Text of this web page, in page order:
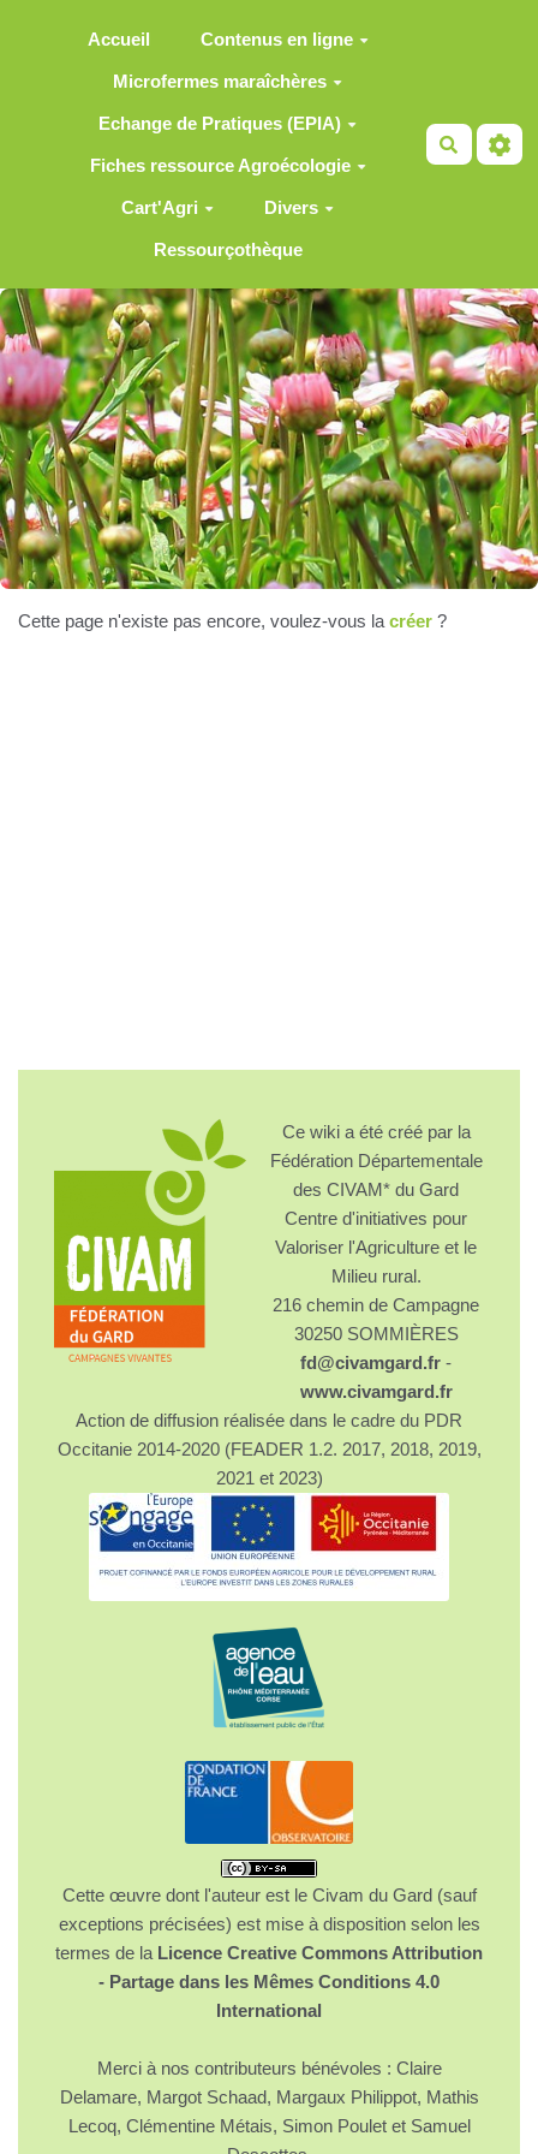
Accueil Contenus en ligne
Microfermes maraîchères
Echange de Pratiques (EPIA)
Fiches ressource Agroécologie
Cart'Agri Divers
Ressourçothèque
Cette page n'existe pas encore, voulez-vous la créer ?
Ce wiki a été créé par la
Fédération Départementale
des CIVAM* du Gard
Centre d'initiatives pour
Valoriser l'Agriculture et le
Milieu rural.
216 chemin de Campagne
30250 SOMMIÈRES
fd@civamgard.fr -
www.civamgard.fr
Action de diffusion réalisée dans le cadre du PDR
Occitanie 2014-2020 (FEADER 1.2. 2017, 2018, 2019,
2021 et 2023)
Cette œuvre dont l'auteur est le Civam du Gard (sauf
exceptions précisées) est mise à disposition selon les
termes de la Licence Creative Commons Attribution
- Partage dans les Mêmes Conditions 4.0
International
Merci à nos contributeurs bénévoles : Claire
Delamare, Margot Schaad, Margaux Philippot, Mathis
Lecoq, Clémentine Métais, Simon Poulet et Samuel